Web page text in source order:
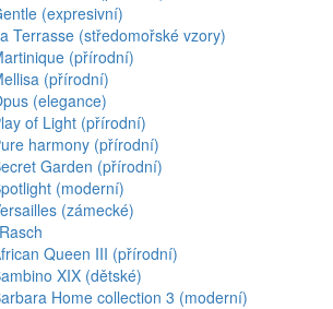
(expresivní)
Terrasse (středomořské vzory)
(přírodní)
(přírodní)
(elegance)
of Light (přírodní)
harmony (přírodní)
Garden (přírodní)
(moderní)
(zámecké)
Queen III (přírodní)
XIX (dětské)
Home collection 3 (moderní)